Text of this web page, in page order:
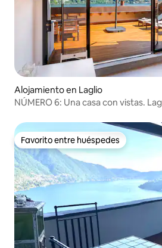
Alojamiento en Laglio
NÚMERO 6: Una casa con vistas.
Favorito entre huéspedes
Favorito entre huéspedes